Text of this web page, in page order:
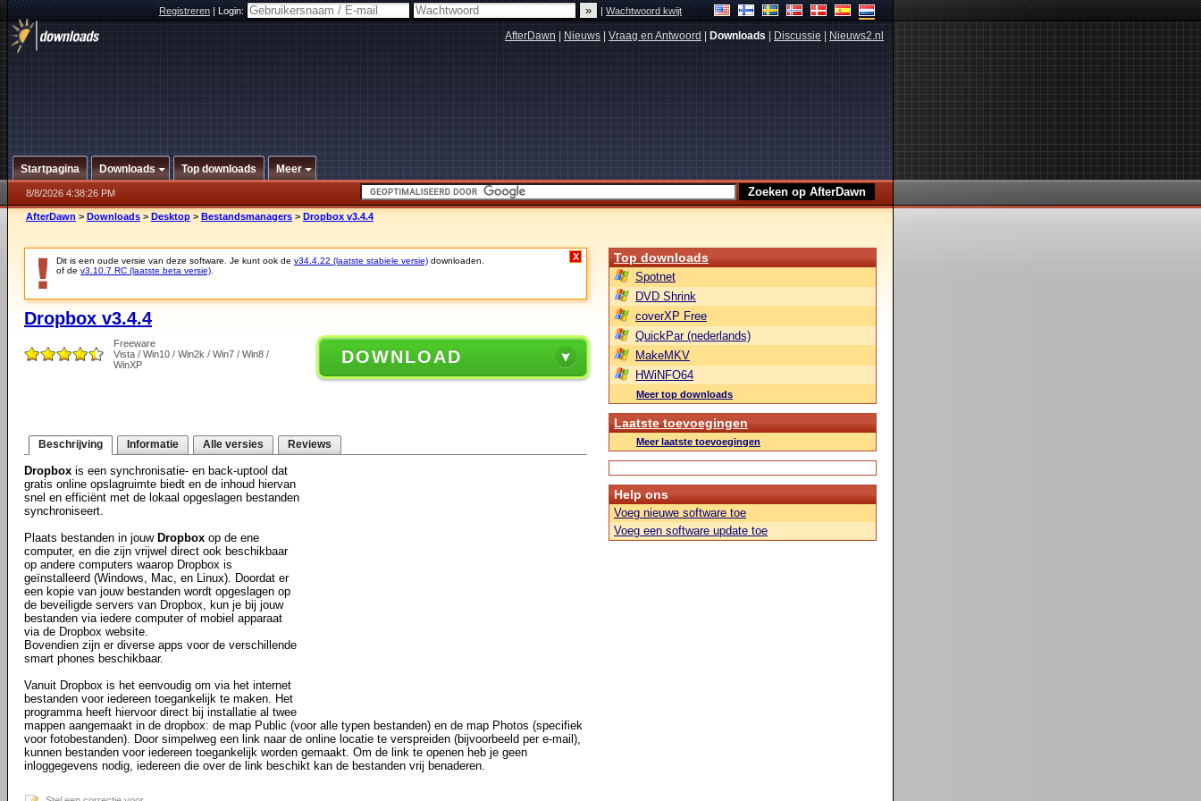
Registreren|Login: |Wachtwoord kwijt
AfterDawn Nieuws Vraag en Antwoord Downloads Discussie Nieuws2.nl
Startpagina Downloads Top downloads Meer
8/8/2026 4:38:26 PM
AfterDawn > Downloads > Desktop > Bestandsmanagers > Dropbox v3.4.4
Dit is een oude versie van deze software. Je kunt ook de v34.4.22 (laatste stabiele versie) downloaden.
of de v3.10.7 RC (laatste beta versie)
X
Dropbox v3.4.4
Freeware
Vista / Win10 / Win2k / Win7 / Win8 /
WinXP
DOWNLOAD
Beschrijving Informatie Alle versies Reviews
Dropbox is een synchronisatie- en back-uptool dat
gratis online opslagruimte biedt en de inhoud hiervan
snel en efficiënt met de lokaal opgeslagen bestanden
synchroniseert.
Plaats bestanden in jouw Dropbox op de ene
computer, en die zijn vrijwel direct ook beschikbaar
op andere computers waarop Dropbox is
geïnstalleerd (Windows, Mac, en Linux). Doordat er
een kopie van jouw bestanden wordt opgeslagen op
de beveiligde servers van Dropbox, kun je bij jouw
bestanden via iedere computer of mobiel apparaat
via de Dropbox website.
Bovendien zijn er diverse apps voor de verschillende
smart phones beschikbaar.
Vanuit Dropbox is het eenvoudig om via het internet
bestanden voor iedereen toegankelijk te maken. Het
programma heeft hiervoor direct bij installatie al twee
mappen aangemaakt in de dropbox: de map Public (voor alle typen bestanden) en de map Photos (specifiek
voor fotobestanden). Door simpelweg een link naar de online locatie te verspreiden (bijvoorbeeld per e-mail),
kunnen bestanden voor iedereen toegankelijk worden gemaakt. Om de link te openen heb je geen
inloggegevens nodig, iedereen die over de link beschikt kan de bestanden vrij benaderen.
Top downloads
Spotnet
DVD Shrink
coverXP Free
QuickPar (nederlands)
MakeMKV
HWiNFO64
Meer top downloads
Laatste toevoegingen
Meer laatste toevoegingen
Help ons
Voeg nieuwe software toe
Voeg een software update toe